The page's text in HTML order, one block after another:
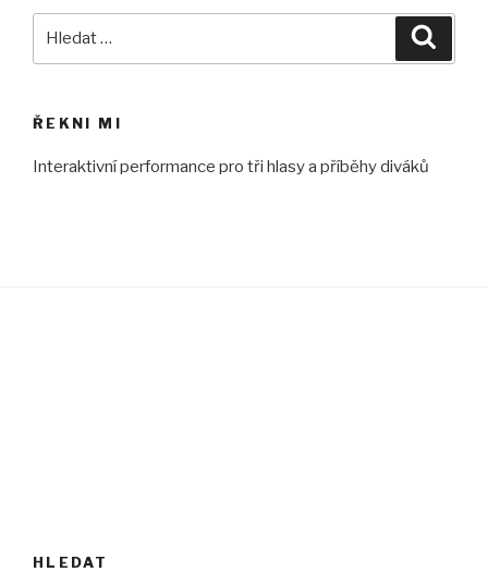
ŘEKNI MI
Interaktivní performance pro tři hlasy a příběhy diváků
HLEDAT